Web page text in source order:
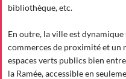
bibliothèque, etc.
En outre, la ville est
commerces de proximité et un
espaces verts publics bien
la Ramée, accessible en